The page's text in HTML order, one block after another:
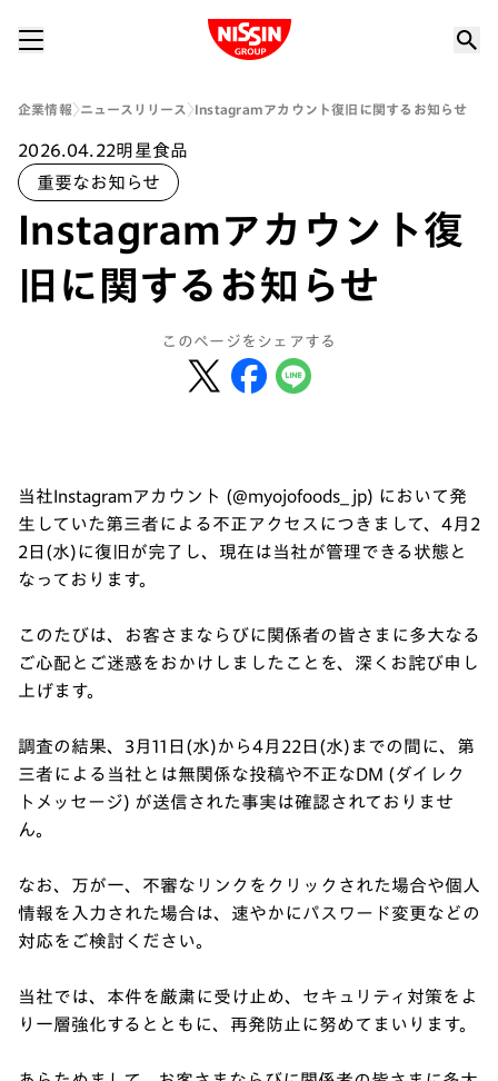
Nissin Group
企業情報 ニュースリリース Instagramアカウント復旧に関するお知らせ
2026.04.22明星食品
重要なお知らせ
Instagramアカウント復
旧に関するお知らせ
このページをシェアする
当社Instagramアカウント (@myojofoods_jp) において発
生していた第三者による不正アクセスにつきまして、4月2
2日(水)に復旧が完了し、現在は当社が管理できる状態と
なっております。
このたびは、お客さまならびに関係者の皆さまに多大なる
ご心配とご迷惑をおかけしましたことを、深くお詫び申し
上げます。
調査の結果、3月11日(水)から4月22日(水)までの間に、第
三者による当社とは無関係な投稿や不正なDM (ダイレク
トメッセージ) が送信された事実は確認されておりませ
ん。
なお、万が一、不審なリンクをクリックされた場合や個人
情報を入力された場合は、速やかにパスワード変更などの
対応をご検討ください。
当社では、本件を厳粛に受け止め、セキュリティ対策をよ
り一層強化するとともに、再発防止に努めてまいります。